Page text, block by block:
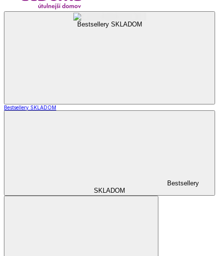
Bestsellery SKLADOM
Bestsellery SKLADOM
Bestsellery
SKLADOM